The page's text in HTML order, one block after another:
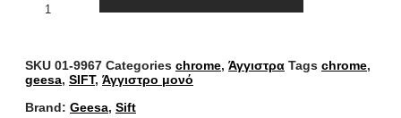
SKU 01-9967 Categories chrome, Άγγιστρα Tags chrome,
geesa, SIFT, Άγγιστρο μονό
Brand: Geesa, Sift